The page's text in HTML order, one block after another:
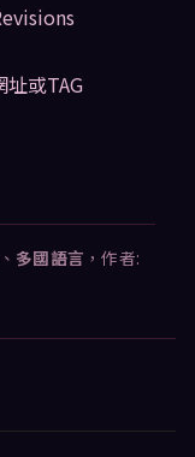
或TAG
、 多國語言 ，作者: